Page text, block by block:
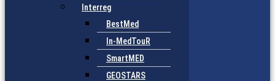
Interreg
BestMed
In-MedTouR
SmartMED
GEOSTARS